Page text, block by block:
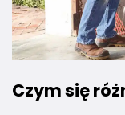
Czym się